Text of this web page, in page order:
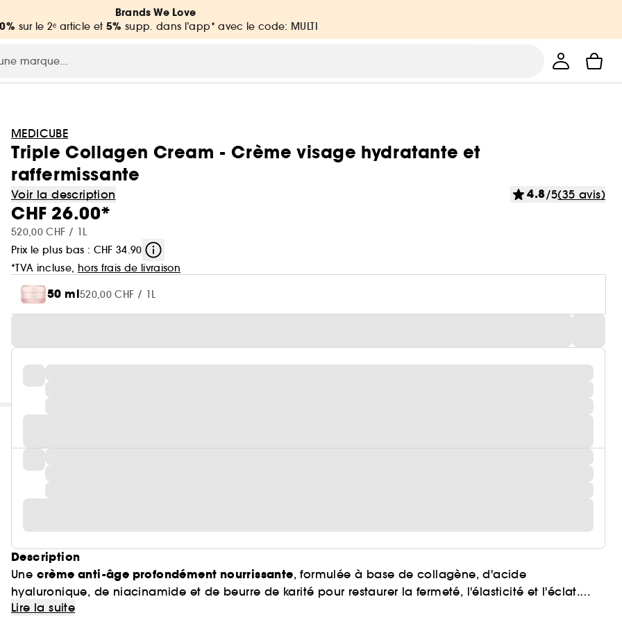
Brands We Love
sur le 2ᵉ article et 5% supp. dans l’app* avec le code: MULTI
MEDICUBE
Triple Collagen Cream - Crème visage hydratante et
raffermissante
Voir la description 4.8/5(35 avis)
CHF 26.00*
520,00 CHF / 1L
Prix le plus bas : CHF 34.90
*TVA incluse, hors frais de livraison
50 ml520,00 CHF / 1L
Description
Une crème anti-âge profondément nourrissante, formulée à base de collagène, d'acide
hyaluronique, de niacinamide et de beurre de karité pour restaurer la fermeté, l'élasticité et l'éclat.
Cette formule multi-actions renforce la barrière cutanée tout en rechargeant l'
Lire la suite